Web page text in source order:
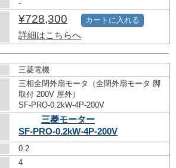
-
¥728,300
詳細はこちらへ
カートに入れる
三菱電機
三相全閉外扇モータ（全閉外扇モータ 脚
取付 200V 屋外）
SF-PRO-0.2kW-4P-200V
三菱モーター
SF-PRO-0.2kW-4P-200V
0.2
4